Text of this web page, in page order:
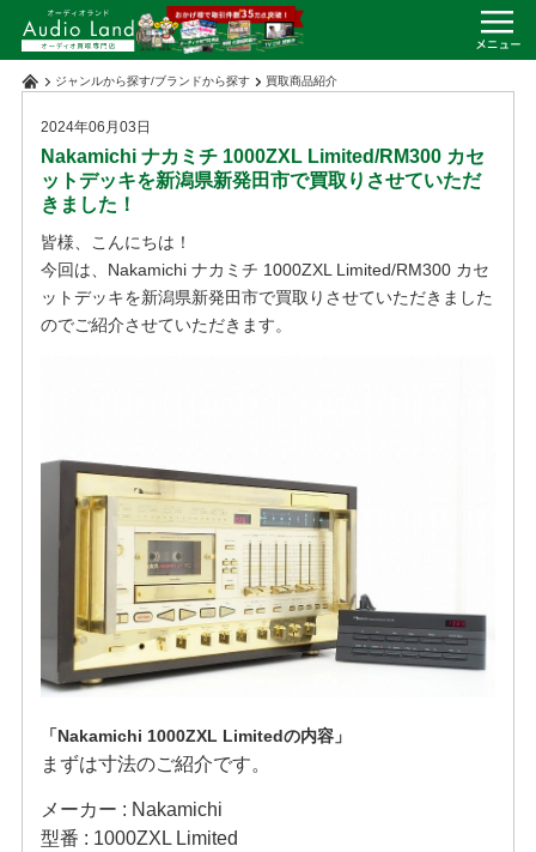
ジャンルから探す/ブランドから探す 買取商品紹介
2024年06月03日
Nakamichi ナカミチ 1000ZXL Limited/RM300 カセ
ットデッキを新潟県新発田市で買取りさせていただ
きました！
皆様、こんにちは！
今回は、Nakamichi ナカミチ 1000ZXL Limited/RM300 カセ
ットデッキを新潟県新発田市で買取りさせていただきました
のでご紹介させていただきます。
「Nakamichi 1000ZXL Limitedの内容」
まずは寸法のご紹介です。
メーカー : Nakamichi
型番 : 1000ZXL Limited